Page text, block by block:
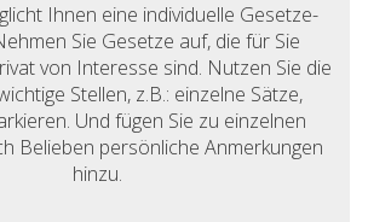
Ihnen eine individuelle Gesetze-
Sie Gesetze auf, die für Sie
von Interesse sind. Nutzen Sie die
Stellen, z.B.: einzelne Sätze,
Und fügen Sie zu einzelnen
Belieben persönliche Anmerkungen
hinzu.